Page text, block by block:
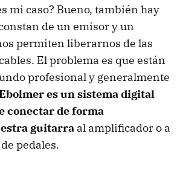
mi caso? Bueno, también hay
de un emisor y un
permiten liberarnos de las
El problema es que están
profesional y generalmente
es un sistema digital
conectar de forma
guitarra al amplificador o a
pedales.